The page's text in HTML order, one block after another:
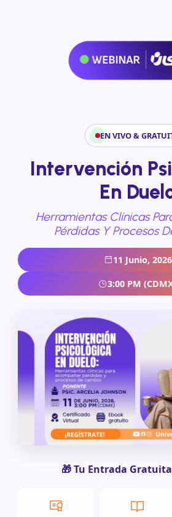
EN VIVO &
Intervención
En
Herramientas Clínicas
Pérdidas Y Procesos
11 Junio, 2026
3:00 PM
🎁 Tu Entrada